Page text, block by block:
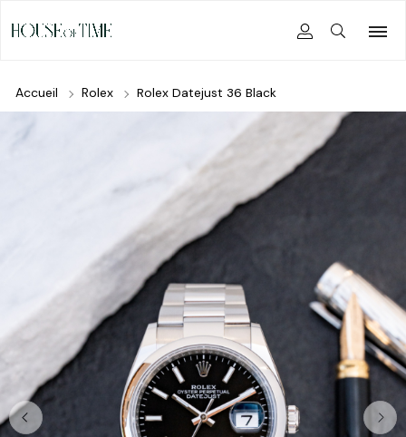
Accueil Rolex Rolex Datejust 36 Black